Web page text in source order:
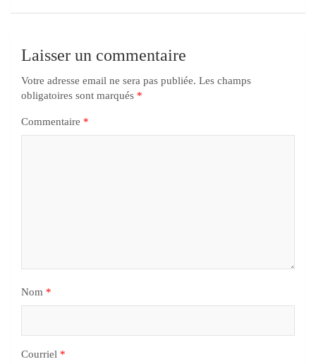
Laisser un commentaire
Votre adresse email ne sera pas publiée. Les champs
obligatoires sont marqués *
Commentaire *
Nom *
Courriel *